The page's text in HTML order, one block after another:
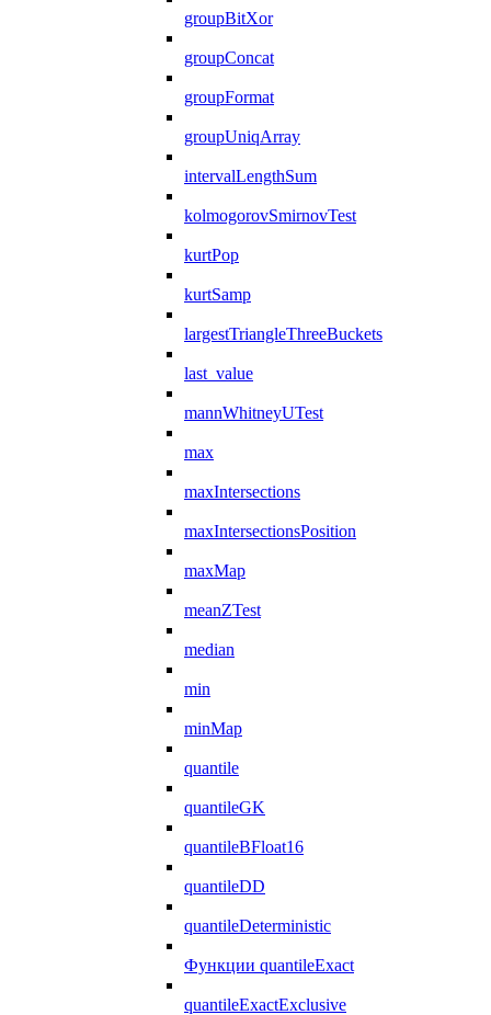
groupBitXor
groupConcat
groupFormat
groupUniqArray
intervalLengthSum
kolmogorovSmirnovTest
kurtPop
kurtSamp
largestTriangleThreeBuckets
last_value
mannWhitneyUTest
max
maxIntersections
maxIntersectionsPosition
maxMap
meanZTest
median
min
minMap
quantile
quantileGK
quantileBFloat16
quantileDD
quantileDeterministic
Функции quantileExact
quantileExactExclusive